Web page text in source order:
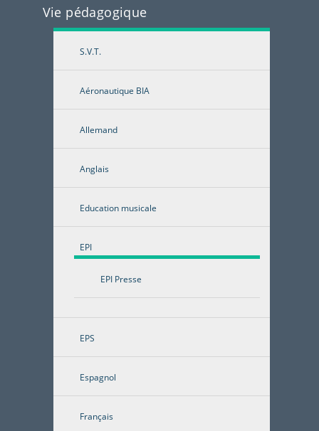
Vie pédagogique
S.V.T.
Aéronautique BIA
Allemand
Anglais
Education musicale
EPI
EPI Presse
EPS
Espagnol
Français